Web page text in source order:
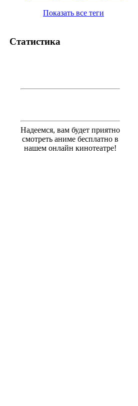
Показать все теги
Статистика
Надеемся, вам будет приятно
смотреть аниме бесплатно в
нашем онлайн кинотеатре!